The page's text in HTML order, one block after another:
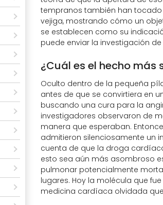
tempranos también han tocado
vejiga, mostrando cómo un
se establecen como su
puede enviar la investigación
¿Cuál es el hecho más
Oculto dentro de la pequeña
antes de que se convirtiera en
buscando una cura para la
investigadores observaron de
manera que esperaban.
admitieron silenciosamente un
cuenta de que la droga
esto sea aún más asombroso
pulmonar potencialmente
lugares. Hoy la molécula que
medicina cardíaca olvidada